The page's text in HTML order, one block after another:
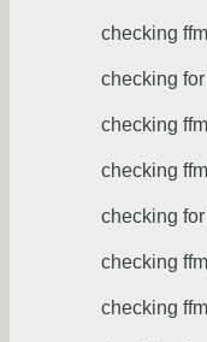
checking
checking
checking
checking
checking
checking
checking